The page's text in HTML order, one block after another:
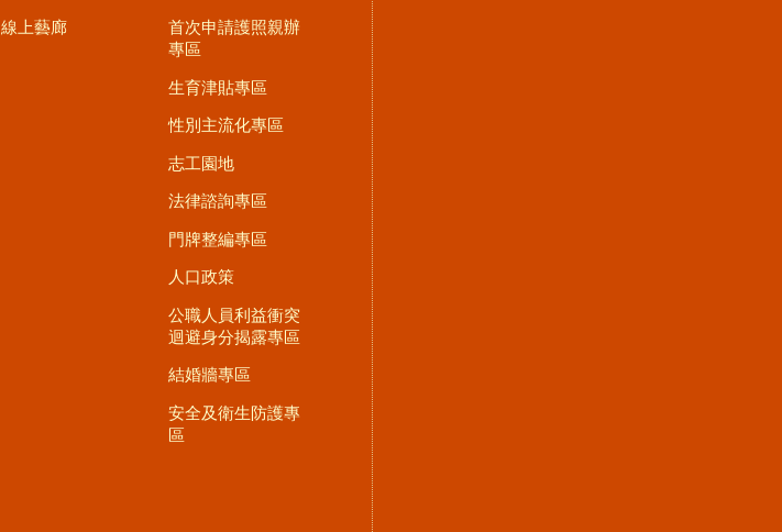
線上藝廊
首次申請護照親辦
專區
生育津貼專區
性別主流化專區
志工園地
法律諮詢專區
門牌整編專區
人口政策
公職人員利益衝突
迴避身分揭露專區
結婚牆專區
安全及衛生防護專
區